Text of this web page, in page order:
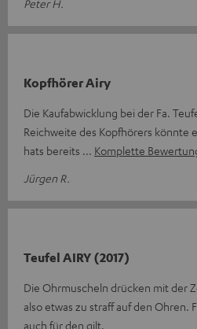
Peter H.
Kopfhörer Airy
Die Kaufabwicklung bei der Fa.
Reichweite des Kopfhörers könnte
hats bereits
Komplette
Jürgen R.
Teufel AIRY (2017)
Die Ohrmuscheln drücken mit der
also etwas zu straff auf den Ohren.
auch für den gilt.